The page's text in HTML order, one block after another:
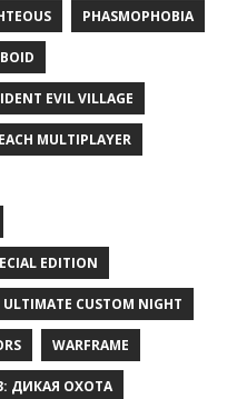
PHASMOPHOBIA
EVIL VILLAGE
MULTIPLAYER
EDITION
ULTIMATE CUSTOM NIGHT
WARFRAME
ДИКАЯ ОХОТА